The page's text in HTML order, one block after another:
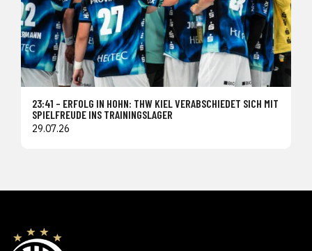
23:41 – ERFOLG IN HOHN: THW KIEL VERABSCHIEDET SICH MIT
SPIELFREUDE INS TRAININGSLAGER
29.07.26